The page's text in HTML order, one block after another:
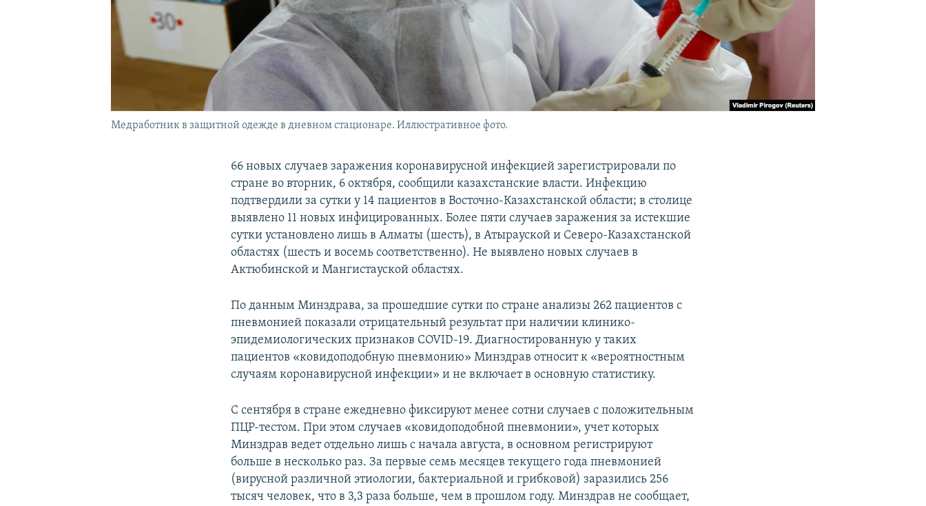
Медработник в защитной одежде в дневном стационаре. Иллюстративное фото.
66 новых случаев заражения коронавирусной инфекцией зарегистрировали по
стране во вторник, 6 октября, сообщили казахстанские власти. Инфекцию
подтвердили за сутки у 14 пациентов в Восточно-Казахстанской области; в столице
выявлено 11 новых инфицированных. Более пяти случаев заражения за истекшие
сутки установлено лишь в Алматы (шесть), в Атырауской и Северо-Казахстанской
областях (шесть и восемь соответственно). Не выявлено новых случаев в
Актюбинской и Мангистауской областях.
По данным Минздрава, за прошедшие сутки по стране анализы 262 пациентов с
пневмонией показали отрицательный результат при наличии клинико-
эпидемиологических признаков COVID-19. Диагностированную у таких
пациентов «ковидоподобную пневмонию» Минздрав относит к «вероятностным
случаям коронавирусной инфекции» и не включает в основную статистику.
С сентября в стране ежедневно фиксируют менее сотни случаев с положительным
ПЦР-тестом. При этом случаев «ковидоподобной пневмонии», учет которых
Минздрав ведет отдельно лишь с начала августа, в основном регистрируют
больше в несколько раз. За первые семь месяцев текущего года пневмонией
(вирусной различной этиологии, бактериальной и грибковой) заразились 256
тысяч человек, что в 3,3 раза больше, чем в прошлом году. Минздрав не сообщает,